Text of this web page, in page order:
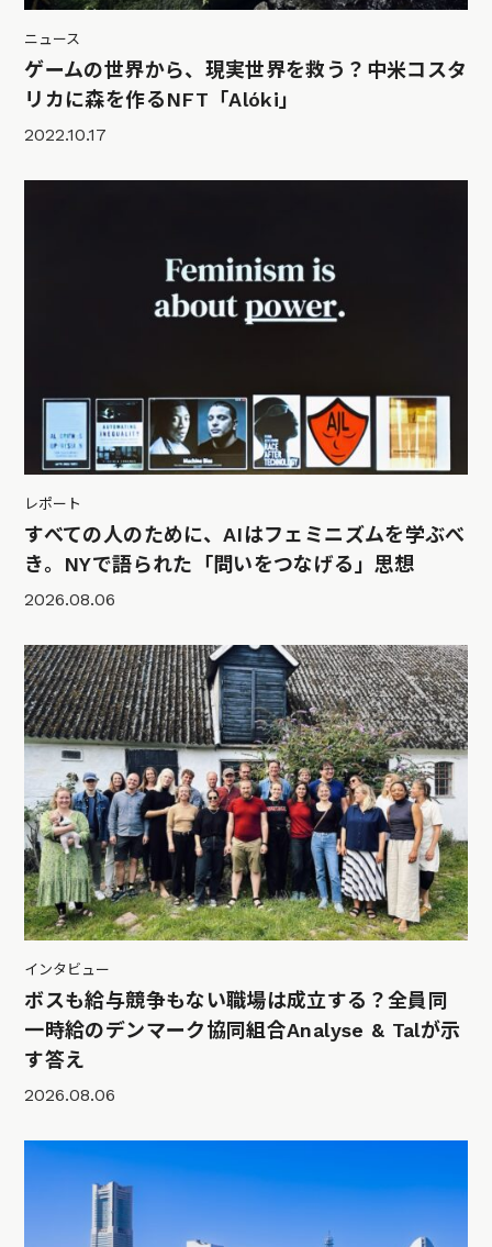
ニュース
ゲームの世界から、現実世界を救う？中米コスタ
リカに森を作るNFT「Alóki」
2022.10.17
レポート
すべての人のために、AIはフェミニズムを学ぶべ
き。NYで語られた「問いをつなげる」思想
2026.08.06
インタビュー
ボスも給与競争もない職場は成立する？全員同
一時給のデンマーク協同組合Analyse & Talが示
す答え
2026.08.06